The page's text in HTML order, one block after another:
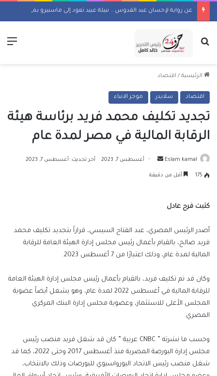
بحث عن
الرئيسية / اقتصاد
اقتصاد سلايدر موجز الانباء
تجديد تكليف محمد فريد برئاسة هيئة
الرقابة المالية في مصر لمدة عام
Eslam kamal
أرسل أغسطس 7, 2023 آخر تحديث: أغسطس 7, 2023
175 أقل من دقيقة
كتبت فرح عادل
أصدر الرئيس المصري، عبد الفتاح السيسي، قراراً بتجديد تكليف محمد
فريد صالح، بالقيام بأعمال رئيس مجلس إدارة الهيئة العامة للرقابة
المالية لمدة عام، وذلك اعتبارًا من 7 أغسطس 2023.
وكان قد تم تكليف فريد، بالقيام بأعمال رئيس مجلس إدارة الهيئة العامة
للرقابة المالية في أغسطس 2022 لمدة عام، وهو يشغل أيضاً عضوية
المجلس الأعلى للاستثمار، وعضوية مجلس إدارة البنك المركزي
المصري.
وحسب ما نشرته ” CNBC عربية ” كان قد شغل فريد منصب رئيس
مجلس إدارة البورصة المصرية منذ أغسطس 2017 وحتى 2022، كما قد
شغل منصب رئيس الاتحاد اليورواسيوي للبورصات وذلك بالانتخاب،